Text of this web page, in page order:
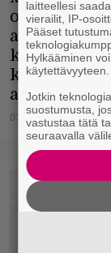
on
alla yksi
kotimaisista
aiempaa
07.06.2020 Joni
laitteellesi
vierailit, IP-
Pääset
Hylkääminen
käytettävyyteen.
Jotkin
suostumusta,
vastustaa tätä
seuraavalla